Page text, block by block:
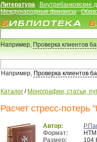
Литература
Внутрибанковские
Международные финансы
Например,Проверка клиентов
Например, Проверка клиентов
Каталог / Монографии, статьи,
Расчет стресс-потерь
Автор:
Формат:
Размер:
104